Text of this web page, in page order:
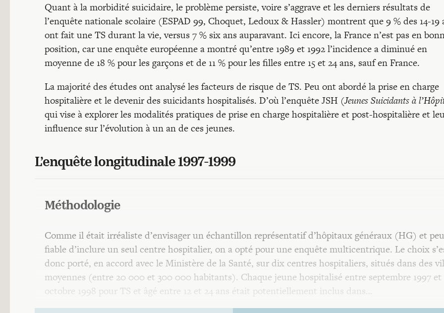
Quant à la morbidité suicidaire, le problème persiste, voire s’aggrave et les derniers résultats de
l’enquête nationale scolaire (ESPAD 99, Choquet, Ledoux & Hassler) montrent que 9 % des 14-19
ont fait une TS durant la vie, versus 7 % six ans auparavant. Ici encore, la France n’est pas en
position, car une enquête européenne a montré qu’entre 1989 et 1992 l’incidence a diminué en
moyenne de 18 % pour les garçons et de 11 % pour les filles entre 15 et 24 ans, sauf en France.
La majorité des études ont analysé les facteurs de risque de TS. Peu ont abordé la prise en charge
hospitalière et le devenir des suicidants hospitalisés. D’où l’enquête JSH (Jeunes Suicidants à
qui vise à explorer les modalités pratiques de prise en charge hospitalière et post-hospitalière et
influence sur l’évolution à un an de ces jeunes.
L’enquête longitudinale 1997-1999
Méthodologie
Comme il était irréaliste d’envisager un échantillon représentatif d’hôpitaux généraux (HG) et peu
fiable d’inclure un seul centre hospitalier, on a opté pour une enquête multicentrique. Le choix
donc porté, en accord avec le Ministère de la Santé, sur dix centres hospitaliers, situés dans des
moyennes (entre 20 000 et 300 000 habitants). Chaque jeune hospitalisé entre septembre 1997 et
octobre 1998 pour TS et âgé entre 12 et 24 ans était potentiellement inclus dans…